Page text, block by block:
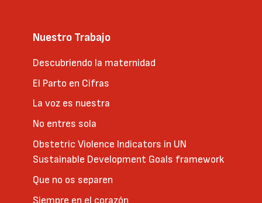
Nuestro Trabajo
Descubriendo la maternidad
El Parto en Cifras
La voz es nuestra
No entres sola
Obstetric Violence Indicators in UN
Sustainable Development Goals framework
Que no os separen
Siempre en el corazón